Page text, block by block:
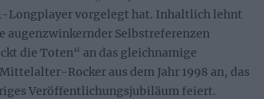
Longplayer vorgelegt hat. Inhaltlich lehnt
augenzwinkernder Selbstreferenzen
die Toten“ an das gleichnamige
Rocker aus dem Jahr 1998 an, das
Veröffentlichungsjubiläum feiert.